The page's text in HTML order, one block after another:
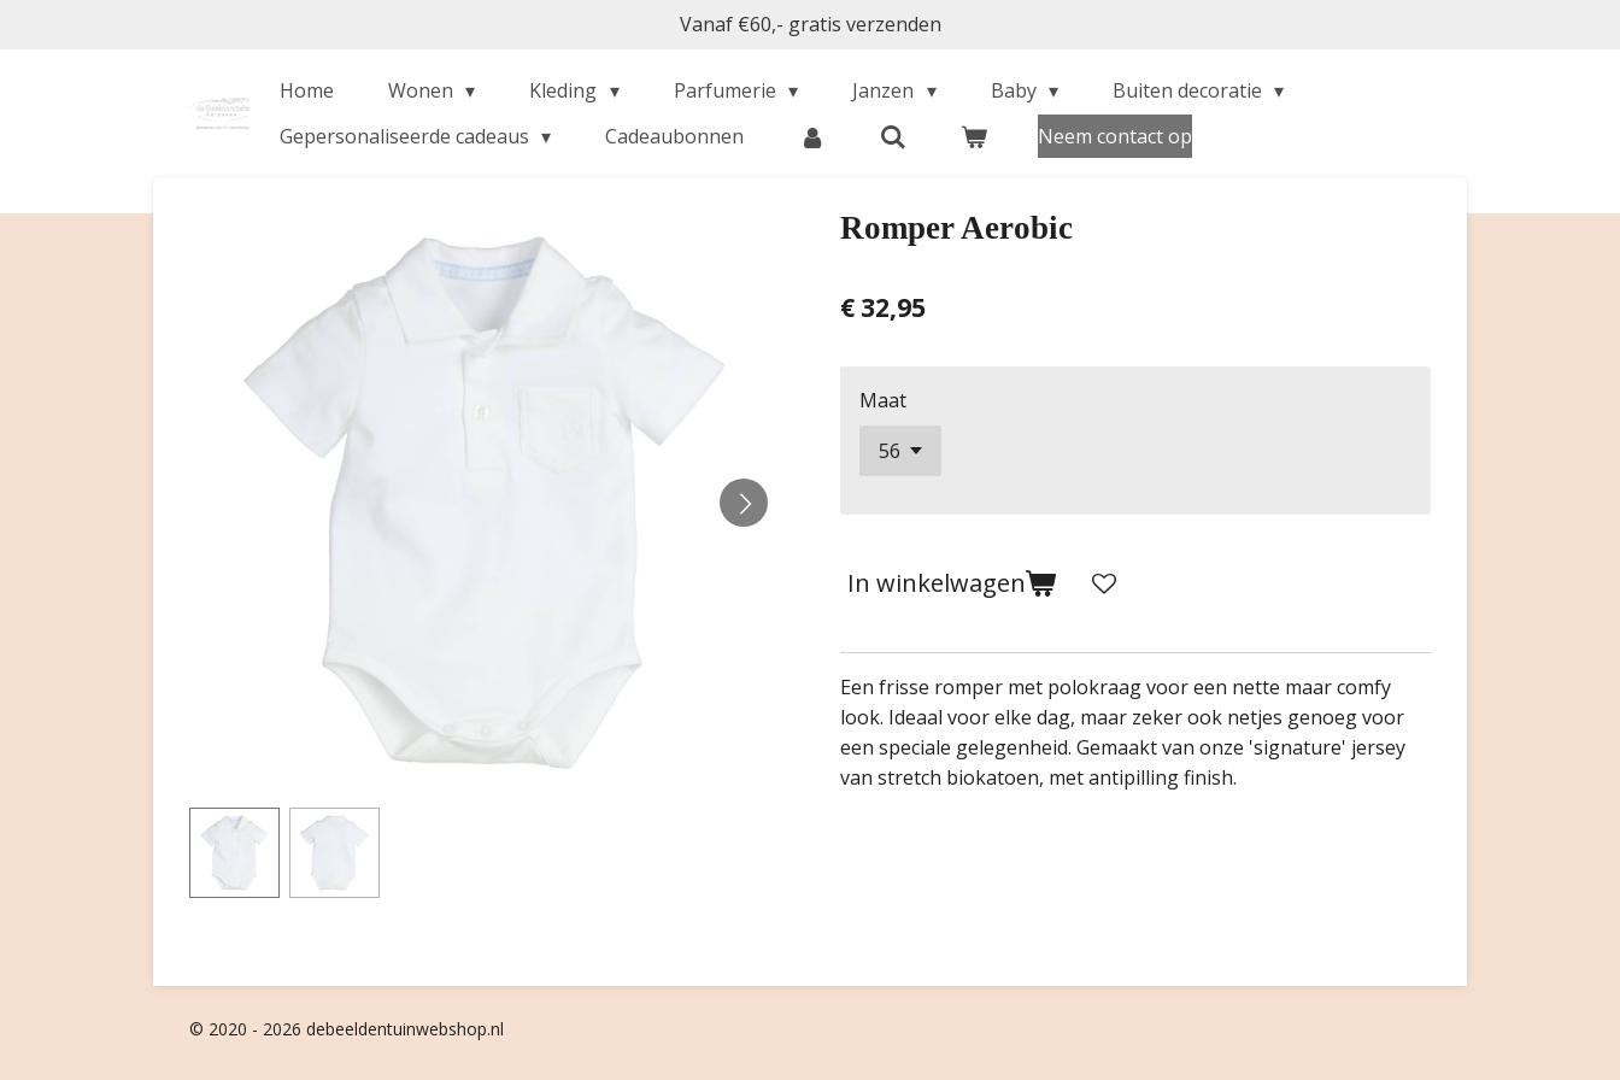
Vanaf €60,- gratis verzenden
Home Wonen Kleding Parfumerie Janzen Baby
Buiten decoratie
Gepersonaliseerde cadeaus
Cadeaubonnen Neem contact op
Romper Aerobic
€ 32,95
Maat
In winkelwagen
Een frisse romper met polokraag voor een nette maar comfy
look. Ideaal voor elke dag, maar zeker ook netjes genoeg voor
een speciale gelegenheid. Gemaakt van onze 'signature' jersey
van stretch biokatoen, met antipilling finish.
© 2020 - 2026 debeeldentuinwebshop.nl